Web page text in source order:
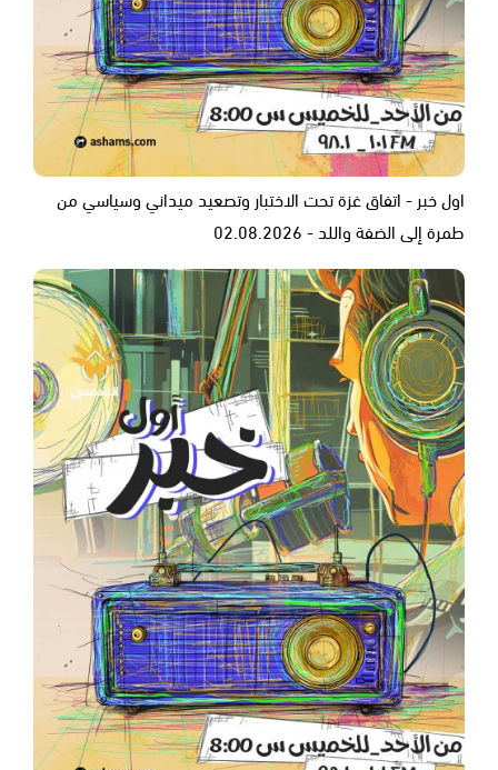
اول خبر - اتفاق غزة تحت الاختبار وتصعيد ميداني وسياسي من
طمرة إلى الضفة واللد - 02.08.2026